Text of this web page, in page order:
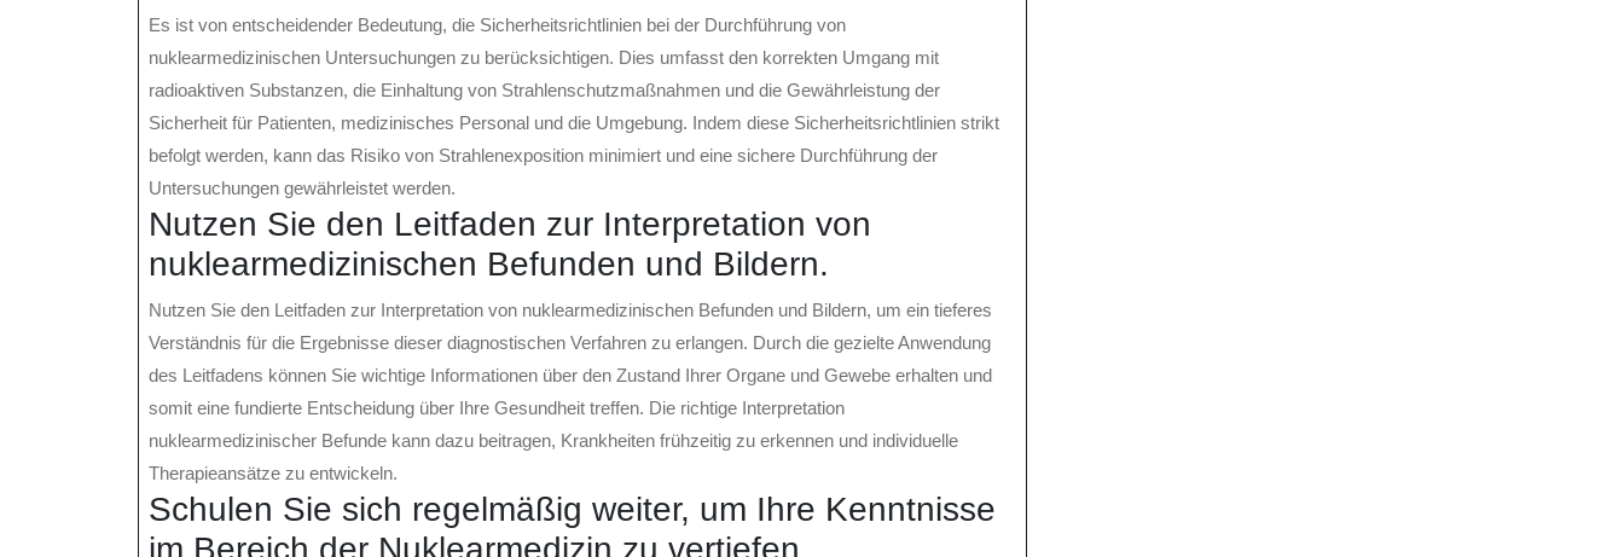
Es ist von entscheidender Bedeutung, die Sicherheitsrichtlinien bei der Durchführung von
nuklearmedizinischen Untersuchungen zu berücksichtigen. Dies umfasst den korrekten Umgang mit
radioaktiven Substanzen, die Einhaltung von Strahlenschutzmaßnahmen und die Gewährleistung der
Sicherheit für Patienten, medizinisches Personal und die Umgebung. Indem diese Sicherheitsrichtlinien strikt
befolgt werden, kann das Risiko von Strahlenexposition minimiert und eine sichere Durchführung der
Untersuchungen gewährleistet werden.
Nutzen Sie den Leitfaden zur Interpretation von
nuklearmedizinischen Befunden und Bildern.
Nutzen Sie den Leitfaden zur Interpretation von nuklearmedizinischen Befunden und Bildern, um ein tieferes
Verständnis für die Ergebnisse dieser diagnostischen Verfahren zu erlangen. Durch die gezielte Anwendung
des Leitfadens können Sie wichtige Informationen über den Zustand Ihrer Organe und Gewebe erhalten und
somit eine fundierte Entscheidung über Ihre Gesundheit treffen. Die richtige Interpretation
nuklearmedizinischer Befunde kann dazu beitragen, Krankheiten frühzeitig zu erkennen und individuelle
Therapieansätze zu entwickeln.
Schulen Sie sich regelmäßig weiter, um Ihre Kenntnisse
im Bereich der Nuklearmedizin zu vertiefen.